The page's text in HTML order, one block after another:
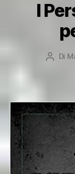
I
Autore
Di